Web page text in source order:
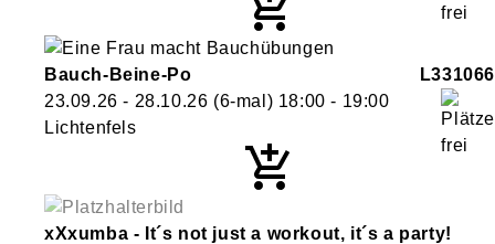
Bauch-Beine-Po
L331066
23.09.26 - 28.10.26 (6-mal) 18:00 - 19:00
Lichtenfels
xXxumba - It´s not just a workout, it´s a party!